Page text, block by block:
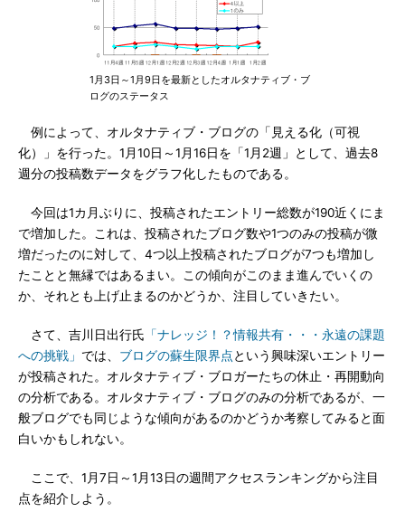
1月3日～1月9日を最新としたオルタナティブ・ブ
ログのステータス
例によって、オルタナティブ・ブログの「見える化（可視
化）」を行った。1月10日～1月16日を「1月2週」として、過去8
週分の投稿数データをグラフ化したものである。
今回は1カ月ぶりに、投稿されたエントリー総数が190近くにま
で増加した。これは、投稿されたブログ数や1つのみの投稿が微
増だったのに対して、4つ以上投稿されたブログが7つも増加し
たことと無縁ではあるまい。この傾向がこのまま進んでいくの
か、それとも上げ止まるのかどうか、注目していきたい。
さて、吉川日出行氏 「ナレッジ！？情報共有・・・永遠の課題
への挑戦」 では、 ブログの蘇生限界点という興味深いエントリー
が投稿された。オルタナティブ・ブロガーたちの休止・再開動向
の分析である。オルタナティブ・ブログのみの分析であるが、一
般ブログでも同じような傾向があるのかどうか考察してみると面
白いかもしれない。
ここで、1月7日～1月13日の週間アクセスランキングから注目
点を紹介しよう。